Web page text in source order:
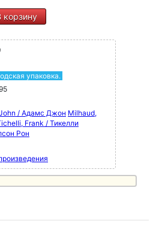
корзину
упаковка.
/ Адамс Джон Milhaud,
Frank / Тикелли
Рон